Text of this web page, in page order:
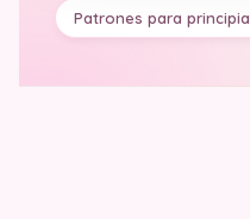
Patrones para